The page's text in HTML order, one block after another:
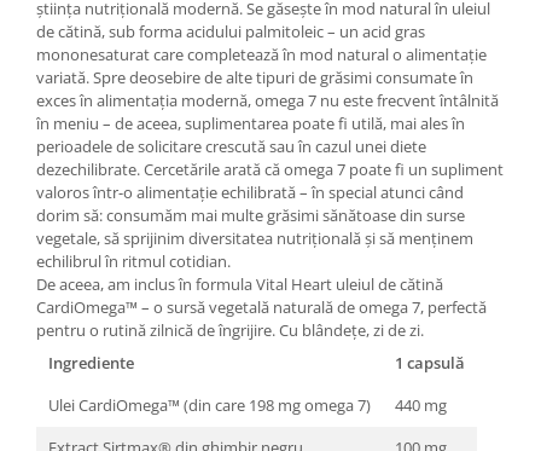
știința nutrițională modernă. Se găsește în mod natural în uleiul
de cătină, sub forma acidului palmitoleic – un acid gras
mononesaturat care completează în mod natural o alimentație
variată. Spre deosebire de alte tipuri de grăsimi consumate în
exces în alimentația modernă, omega 7 nu este frecvent întâlnită
în meniu – de aceea, suplimentarea poate fi utilă, mai ales în
perioadele de solicitare crescută sau în cazul unei diete
dezechilibrate. Cercetările arată că omega 7 poate fi un supliment
valoros într-o alimentație echilibrată – în special atunci când
dorim să: consumăm mai multe grăsimi sănătoase din surse
vegetale, să sprijinim diversitatea nutrițională și să menținem
echilibrul în ritmul cotidian.
De aceea, am inclus în formula Vital Heart uleiul de cătină
CardiOmega™ – o sursă vegetală naturală de omega 7, perfectă
pentru o rutină zilnică de îngrijire. Cu blândețe, zi de zi.
Ingrediente
1 capsulă
Ulei CardiOmega™ (din care 198 mg omega 7)
440 mg